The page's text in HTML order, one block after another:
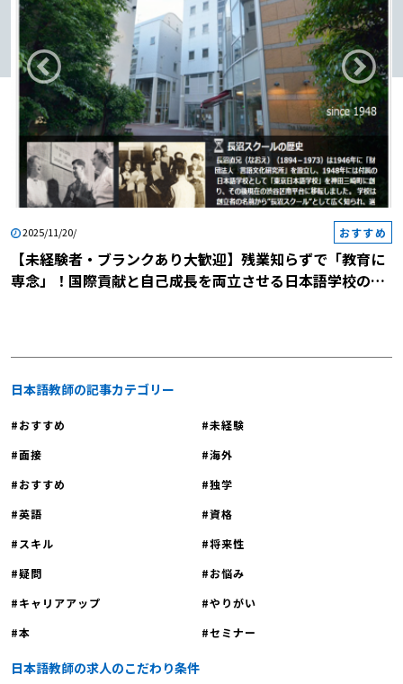
2025/11/20/ おすすめ
【未経験者・ブランクあり大歓迎】残業知らずで「教育に
専念」！国際貢献と自己成長を両立させる日本語学校の説
日本語教師の記事カテゴリー
おすすめ
未経験
面接
海外
おすすめ
独学
英語
資格
スキル
将来性
疑問
お悩み
キャリアアップ
やりがい
本
セミナー
日本語教師の求人のこだわり条件